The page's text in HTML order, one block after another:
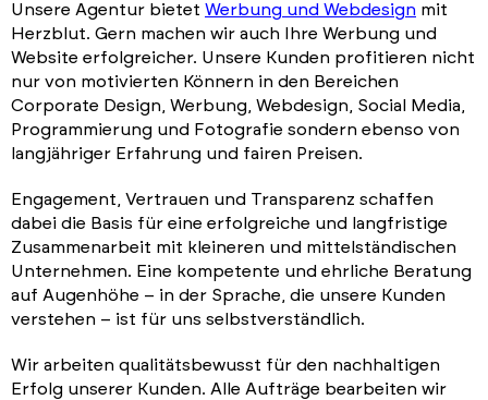
Unsere Agentur bietet Werbung und Webdesign mit
Herzblut. Gern machen wir auch Ihre Werbung und
Website erfolgreicher. Unsere Kunden profitieren nicht
nur von motivierten Könnern in den Bereichen
Corporate Design, Werbung, Webdesign, Social Media,
Programmierung und Fotografie sondern ebenso von
langjähriger Erfahrung und fairen Preisen.
Engagement, Vertrauen und Transparenz schaffen
dabei die Basis für eine erfolgreiche und langfristige
Zusammenarbeit mit kleineren und mittelständischen
Unternehmen. Eine kompetente und ehrliche Beratung
auf Augenhöhe – in der Sprache, die unsere Kunden
verstehen – ist für uns selbstverständlich.
Wir arbeiten qualitätsbewusst für den nachhaltigen
Erfolg unserer Kunden. Alle Aufträge bearbeiten wir